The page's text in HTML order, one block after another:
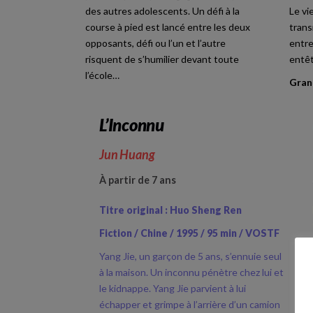
des autres adolescents. Un défi à la
course à pied est lancé entre les deux
opposants, défi ou l’un et l’autre
risquent de s’humilier devant toute
l’école…
Le
L’Inconnu
Jun Huang
À partir de 7 ans
Titre original : Huo Sheng Ren
Fiction / Chine / 1995 / 95 min / VOSTF
Yang Jie, un garçon de 5 ans, s’ennuie seul
à la maison. Un inconnu pénètre chez lui et
le kidnappe. Yang Jie parvient à lui
échapper et grimpe à l’arrière d’un camion